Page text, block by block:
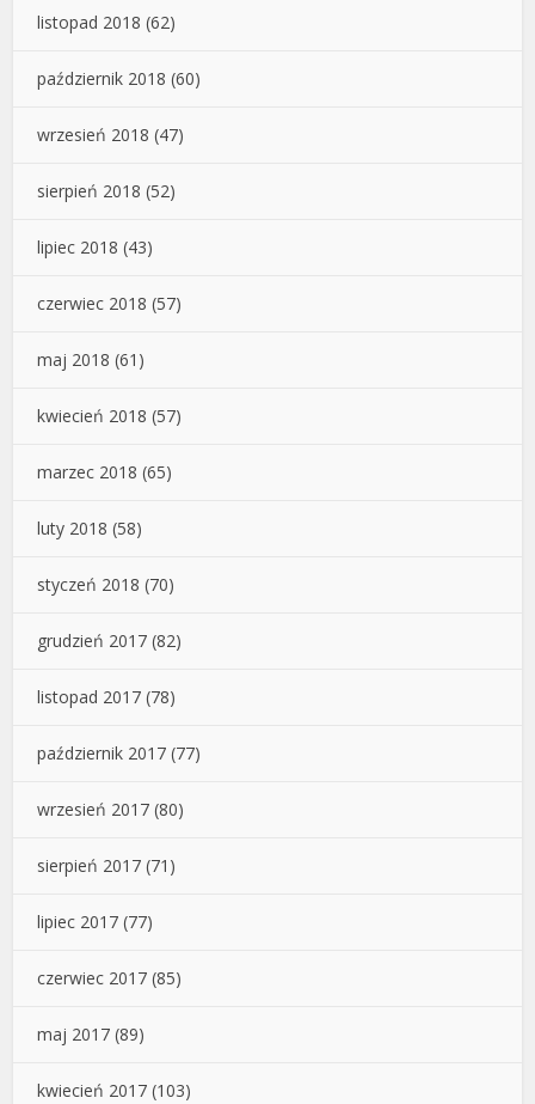
listopad 2018 (62)
październik 2018 (60)
wrzesień 2018 (47)
sierpień 2018 (52)
lipiec 2018 (43)
czerwiec 2018 (57)
maj 2018 (61)
kwiecień 2018 (57)
marzec 2018 (65)
luty 2018 (58)
styczeń 2018 (70)
grudzień 2017 (82)
listopad 2017 (78)
październik 2017 (77)
wrzesień 2017 (80)
sierpień 2017 (71)
lipiec 2017 (77)
czerwiec 2017 (85)
maj 2017 (89)
kwiecień 2017 (103)